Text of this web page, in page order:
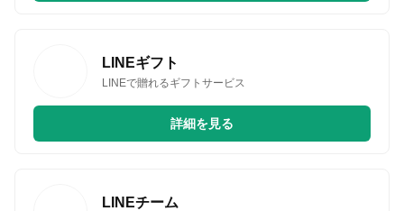
LINEギフト
LINEで贈れるギフトサービス
詳細を見る
LINEチーム